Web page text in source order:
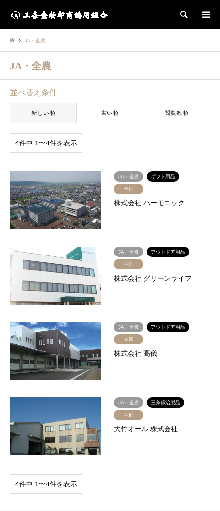
検索
JA・全農
JA・全農
並べ替え条件
新しい順 古い順 閲覧数順
4件中 1〜4件を表示
JA・全農 ギフト用品
全国
株式会社 ハーモニック
JA・全農 アウトドア用品
中国
株式会社 グリーンライフ
JA・全農 アウトドア用品
全国
株式会社 髙儀
JA・全農 三条鍛治製品
中部
大竹オール 株式会社
4件中 1〜4件を表示